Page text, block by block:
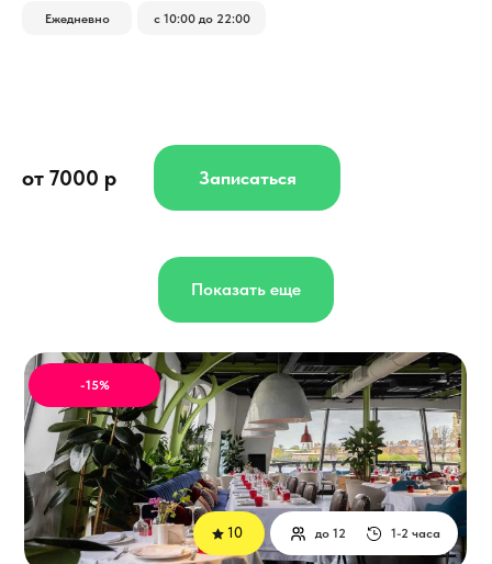
от 7000 р
Ежедневно с 10:00 до 22:00
Записаться
Показать еще
1-2 часа
до 12
-15%
10